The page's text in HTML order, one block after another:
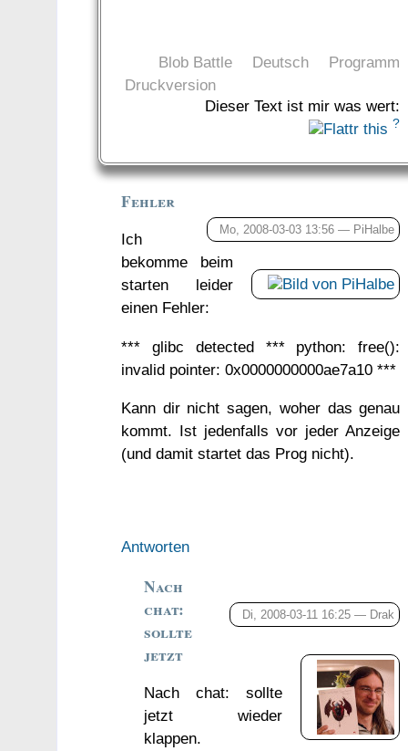
Blob Battle Deutsch
Programm
Druckversion
Dieser Text ist mir was wert:
?
Mo, 2008-03-03 13:56 — PiHalbe
Fehler
Ich
bekomme beim
starten leider
einen Fehler:
*** glibc detected *** python: free():
invalid pointer: 0x0000000000ae7a10 ***
Kann dir nicht sagen, woher das genau
kommt. Ist jedenfalls vor jeder Anzeige
(und damit startet das Prog nicht).
Antworten
Di, 2008-03-11 16:25 — Drak
Nach
chat:
sollte
jetzt
Nach chat: sollte
jetzt wieder
klappen.